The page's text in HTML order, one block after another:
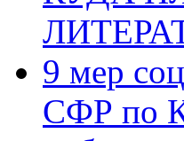
9 мер
СФР по